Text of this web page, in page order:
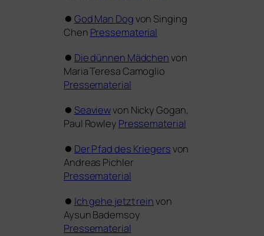
⏺ God Man Dogvon Singing
Chen Pressematerial
⏺ Die dün­nen Mädchenvon
Maria Teresa Camoglio
Pressematerial
⏺ Seaviewvon Nicky Gogan,
Paul Rowley Pressematerial
⏺ Der Pfad des Kriegersvon
Andreas Pichler
Pressematerial
⏺ Ich gehe jetzt reinvon
Aysun Bademsoy
Pressematerial